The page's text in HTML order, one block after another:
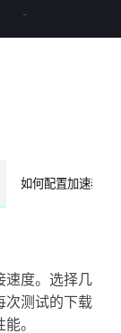
如何配置加速器安
速度。选择几
次测试的下载
。